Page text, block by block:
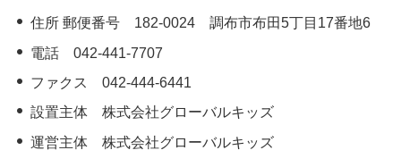
住所 郵便番号 182-0024 調布市布田5丁目17番地6
電話 042-441-7707
ファクス 042-444-6441
設置主体 株式会社グローバルキッズ
運営主体 株式会社グローバルキッズ